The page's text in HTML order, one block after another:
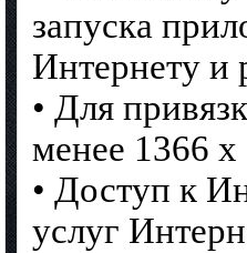
запуска
Интернету и
• Для
менее 1366 x
• Доступ к
услуг